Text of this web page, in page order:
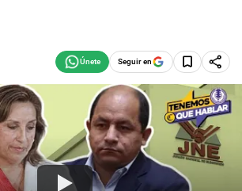
Seguir en